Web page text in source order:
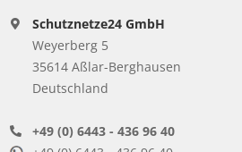
Schutznetze24 GmbH
Weyerberg 5
35614 Aßlar-Berghausen
Deutschland
+49 (0) 6443 - 436 96 40